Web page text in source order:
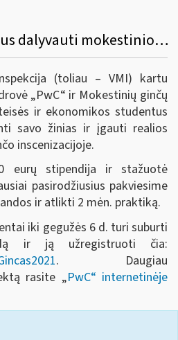
Kviečiame studentus dalyvauti mokestinio ginčo inscenizacijoje ir laimėti praktikos vietą VMI
(toliau – VMI) kartu
„PwC“ ir Mokestinių ginčų
ir ekonomikos studentus
savo žinias ir įgauti realios
inscenizacijoje.
eurų stipendija ir stažuotė
pasirodžiusius pakviesime
ir atlikti 2 mėn. praktiką.
iki gegužės 6 d. turi suburti
ir ją užregistruoti čia:
. Daugiau
rasite „PwC“ internetinėje